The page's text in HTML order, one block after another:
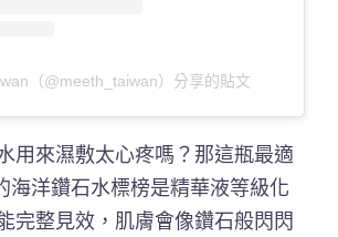
（@meeth_taiwan）分享的貼文
用來濕敷太心疼嗎？那這瓶最適
海洋鑽石水標榜是精華液等級化
完整見效，肌膚會像鑽石般閃閃